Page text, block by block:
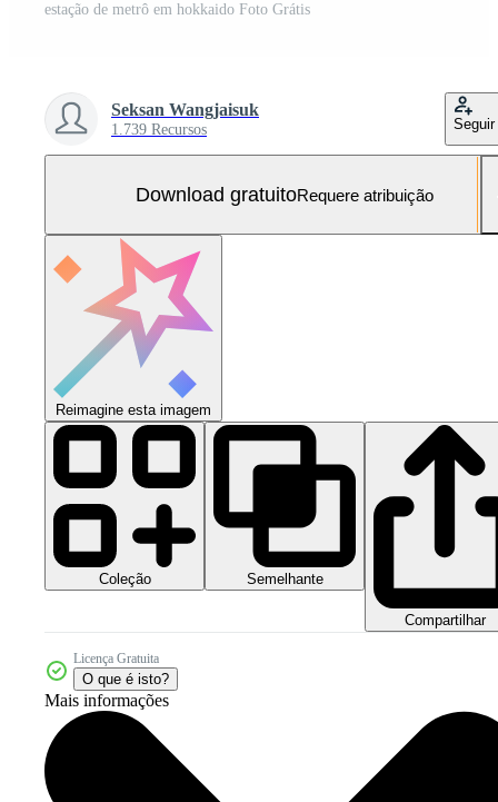
estação de metrô em hokkaido Foto Grátis
Seksan Wangjaisuk
1.739 Recursos Seguir
Download gratuitoRequere atribuição
Reimagine esta imagem
Coleção Semelhante
Compartilhar
Licença Gratuita
O que é isto?
Mais informações